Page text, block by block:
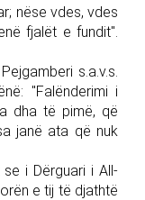
nëse vdes, vdes
fjalët e fundit".
s.a.v.s.
"Falënderimi i
dha të pimë, që
janë ata që nuk
i Dërguari i All-
e tij të djathtë